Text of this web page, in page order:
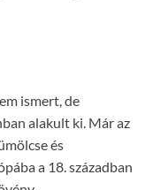
ismert, de
alakult ki. Már az
és
a 18. században